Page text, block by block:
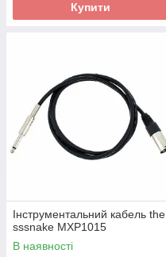
Купити
Інструментальний кабель the
sssnake MXP1015
В наявності